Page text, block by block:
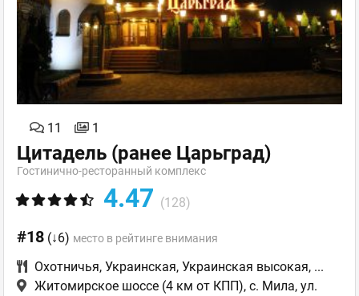
11 1
Цитадель (ранее Царьград)
Гостинично-ресторанный комплекс
4.47 (128)
#18 (↓6) место в рейтинге внимания
Охотничья, Украинская, Украинская высокая, ...
Житомирское шоссе (4 км от КПП), с. Мила, ул.